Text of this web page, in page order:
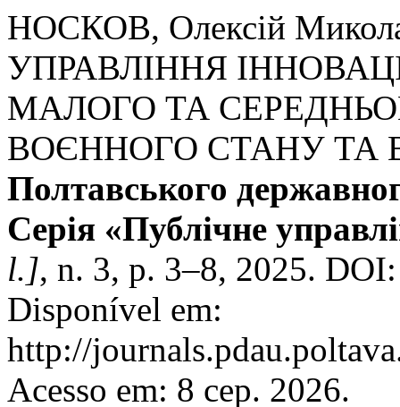
НОСКОВ, Олексій
УПРАВЛІННЯ
МАЛОГО ТА
ВОЄННОГО СТАНУ ТА
Полтавського
Серія «Публічне
l.], n. 3, p. 3–8, 2025.
Disponível em:
http://
Acesso em: 8 сер. 2026.